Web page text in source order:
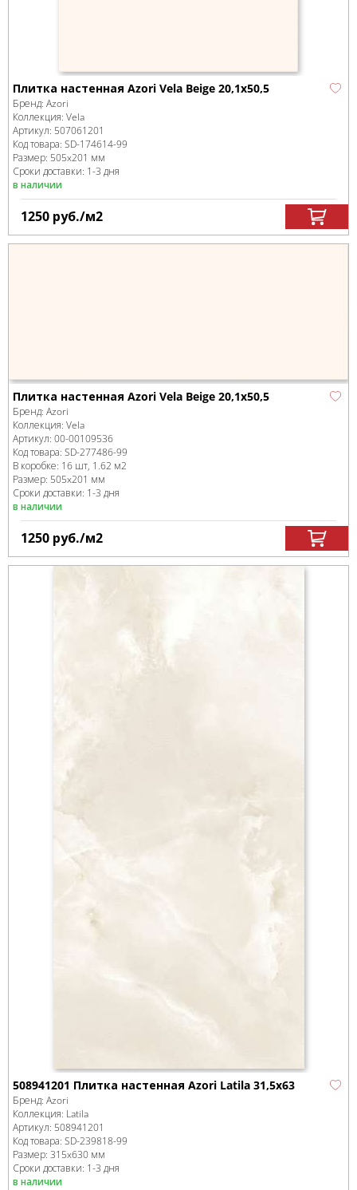
Плитка настенная Azori Vela Beige 20,1x50,5
Бренд: Azori
Коллекция: Vela
Артикул: 507061201
Код товара: SD-174614-99
Размер: 505x201 мм
Сроки доставки: 1-3 дня
в наличии
1250 руб./м2
Плитка настенная Azori Vela Beige 20,1x50,5
Бренд: Azori
Коллекция: Vela
Артикул: 00-00109536
Код товара: SD-277486-99
В коробке: 16 шт, 1.62 м2
Размер: 505x201 мм
Сроки доставки: 1-3 дня
в наличии
1250 руб./м2
508941201 Плитка настенная Azori Latila 31,5x63
Бренд: Azori
Коллекция: Latila
Артикул: 508941201
Код товара: SD-239818-99
Размер: 315x630 мм
Сроки доставки: 1-3 дня
в наличии